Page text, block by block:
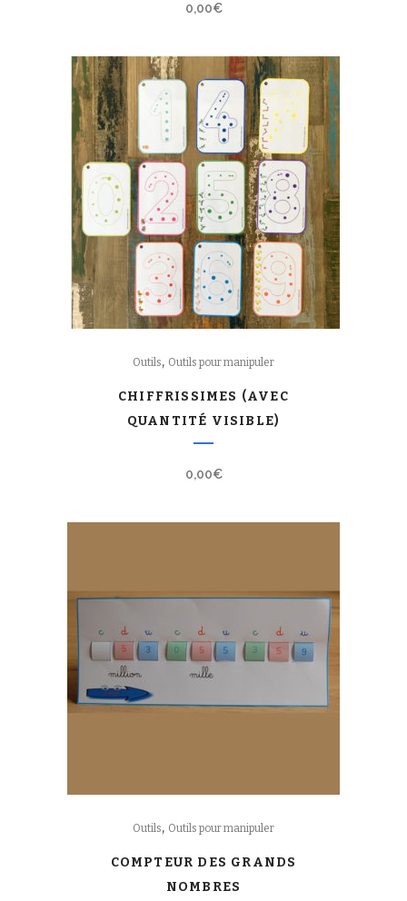
0,00€
Outils, Outils pour manipuler
CHIFFRISSIMES (AVEC
QUANTITÉ VISIBLE)
0,00€
Outils, Outils pour manipuler
COMPTEUR DES GRANDS
NOMBRES